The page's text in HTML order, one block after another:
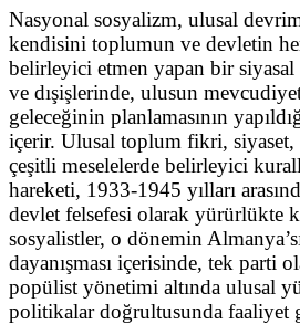
Nasyonal sosyalizm, ulusal
kendisini toplumun ve devletin
belirleyici etmen yapan bir
ve dışişlerinde, ulusun
geleceğinin planlamasının
içerir. Ulusal toplum fikri,
çeşitli meselelerde belirleyici
hareketi, 1933-1945 yılları
devlet felsefesi olarak yürürlükte
sosyalistler, o dönemin
dayanışması içerisinde, tek parti
popülist yönetimi altında ulusal
politikalar doğrultusunda faaliyet